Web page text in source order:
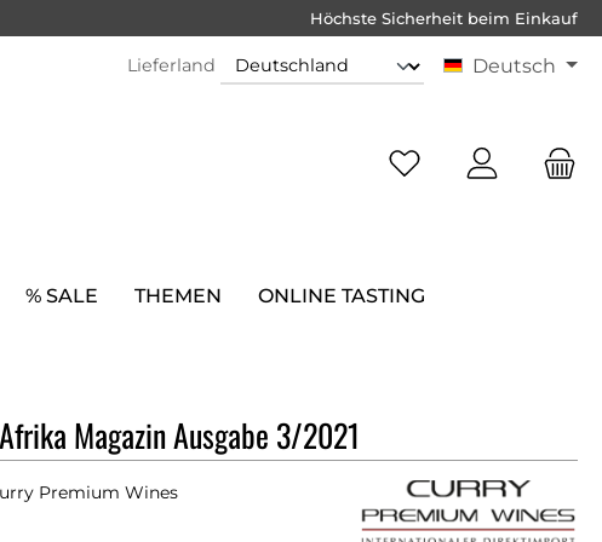
Höchste Sicherheit beim Einkauf
Lieferland Deutsch
% SALE THEMEN ONLINE TASTING
Magazin Ausgabe 3/2021
Premium Wines